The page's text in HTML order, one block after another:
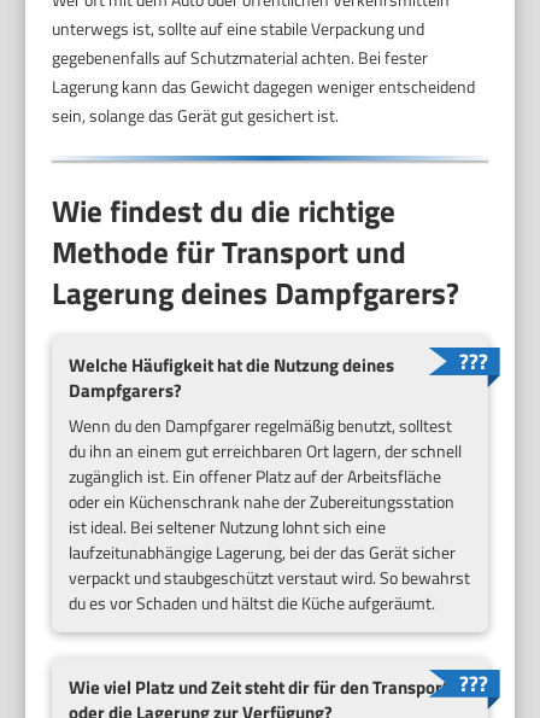
unterwegs ist, sollte auf eine stabile Verpackung und
gegebenenfalls auf Schutzmaterial achten. Bei fester
Lagerung kann das Gewicht dagegen weniger entscheidend
sein, solange das Gerät gut gesichert ist.
Wie findest du die richtige
Methode für Transport und
Lagerung deines Dampfgarers?
Welche Häufigkeit hat die Nutzung deines
Dampfgarers?
Wenn du den Dampfgarer regelmäßig benutzt, solltest
du ihn an einem gut erreichbaren Ort lagern, der schnell
zugänglich ist. Ein offener Platz auf der Arbeitsfläche
oder ein Küchenschrank nahe der Zubereitungsstation
ist ideal. Bei seltener Nutzung lohnt sich eine
laufzeitunabhängige Lagerung, bei der das Gerät sicher
verpackt und staubgeschützt verstaut wird. So bewahrst
du es vor Schaden und hältst die Küche aufgeräumt.
Wie viel Platz und Zeit steht dir für den Transport
oder die Lagerung zur Verfügung?